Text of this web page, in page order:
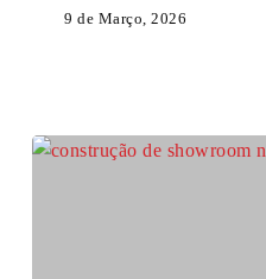
9 de Março, 2026